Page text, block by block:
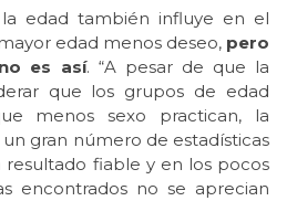
edad también influye en el
edad menos deseo, pero
es así. “A pesar de que la
que los grupos de edad
menos sexo practican, la
gran número de estadísticas
fiable y en los pocos
encontrados no se aprecian